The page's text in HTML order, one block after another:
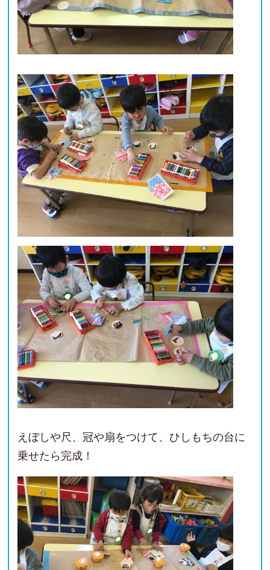
えぼしや尺、冠や扇をつけて、ひしもちの台に
乗せたら完成！